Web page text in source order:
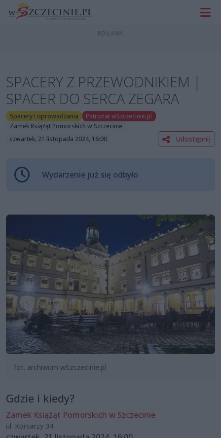
SPACERY Z PRZEWODNIKIEM |
SPACER DO SERCA ZEGARA
Spacery i oprowadzania
Patronat wSzczecinie.pl
Zamek Książąt Pomorskich w Szczecinie
czwartek, 21 listopada 2024, 16:00
Udostępnij
Wydarzenie już się odbyło
fot. archiwum wSzczecinie.pl
Gdzie i kiedy?
Zamek Książąt Pomorskich w Szczecinie
ul. Korsarzy 34